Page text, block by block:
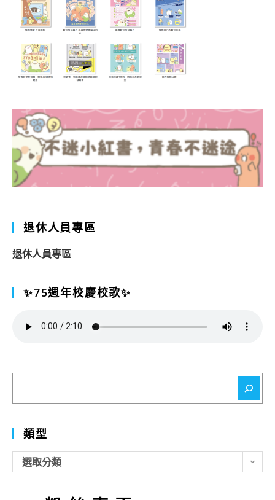
退休人員專區
退休人員專區
✨75週年校慶校歌✨
類型
型
選取分類